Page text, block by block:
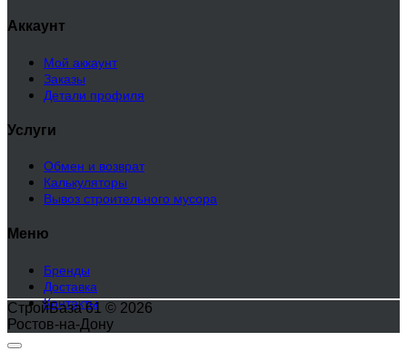
Аккаунт
Мой аккаунт
Заказы
Детали профиля
Услуги
Обмен и возврат
Калькуляторы
Вывоз строительного мусора
Меню
Бренды
Доставка
Контакты
СтройБаза 61 © 2026
Ростов-на-Дону